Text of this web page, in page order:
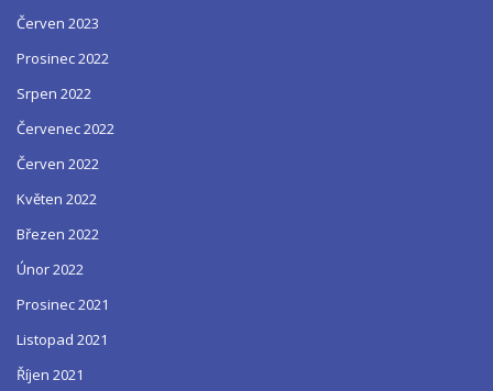
Červen 2023
Prosinec 2022
Srpen 2022
Červenec 2022
Červen 2022
Květen 2022
Březen 2022
Únor 2022
Prosinec 2021
Listopad 2021
Říjen 2021